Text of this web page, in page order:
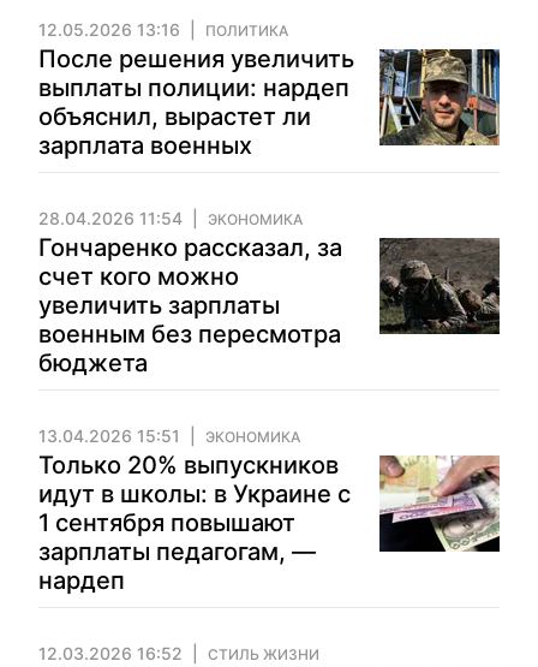
12.05.2026 13:16 ПОЛИТИКА
После решения увеличить
выплаты полиции: нардеп
объяснил, вырастет ли
зарплата военных
28.04.2026 11:54 ЭКОНОМИКА
Гончаренко рассказал, за
счет кого можно
увеличить зарплаты
военным без пересмотра
бюджета
13.04.2026 15:51 ЭКОНОМИКА
Только 20% выпускников
идут в школы: в Украине с
1 сентября повышают
зарплаты педагогам, —
нардеп
12.03.2026 16:52 СТИЛЬ ЖИЗНИ